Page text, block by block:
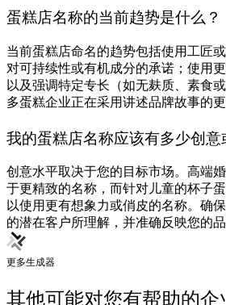
蛋糕店名称的当前趋势是什么？
当前蛋糕店命名的趋势包括使用工匠
对可持续性或有机成分的承诺；使用
以及强调特定专长（如无麸质、素食
多蛋糕企业正在采用讲述品牌故事的更
我的蛋糕店名称应该有多少创意
创意水平取决于您的目标市场。高端
于更精致的名称，而针对儿童的杯子
以使用更有想象力或俏皮的名称。确
的潜在客户所理解，并准确反映您的品
更多生成器
其他可能对您有帮助的